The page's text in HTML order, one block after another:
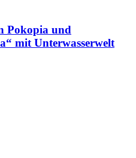
Pokopia und
mit Unterwasserwelt